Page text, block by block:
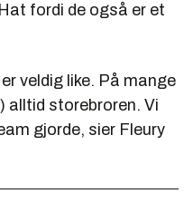
fordi de også er et
veldig like. På mange
alltid storebroren. Vi
gjorde, sier Fleury